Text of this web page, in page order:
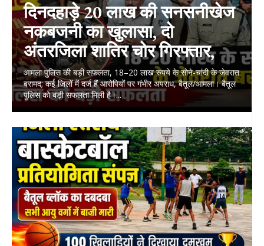
दिनदहाड़े 20 लाख की सनसनीखेज
नकबजनी का खुलासा, दो
अंतरजिला शातिर चोर गिरफ्तार,
आमला पुलिस की बड़ी सफलता, 18–20 लाख रुपये के सोने-चांदी के जेवरात
बरामद; कई जिलों में दर्ज हैं आरोपियों पर गंभीर अपराध, बैतूल/आमला। बैतूल
पुलिस को बड़ी सफलता मिली है।...